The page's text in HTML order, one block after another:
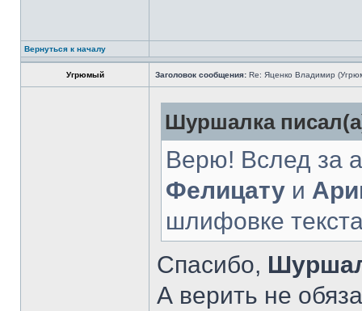
Вернуться к началу
Угрюмый Заголовок сообщения: Re: Яценко Владимир
Шуршалка
Верю! Вслед за
Фелицату и
шлифовке
Спасибо,
А верить не